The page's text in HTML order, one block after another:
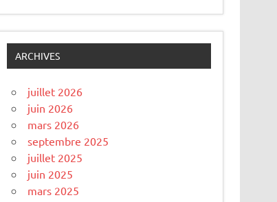
ARCHIVES
juillet 2026
juin 2026
mars 2026
septembre 2025
juillet 2025
juin 2025
mars 2025